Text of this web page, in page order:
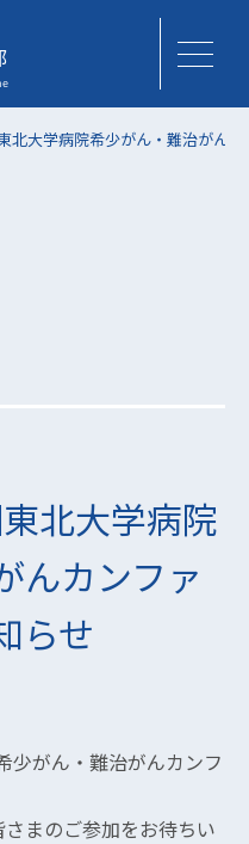
北大学病院希少がん・難治がん
北大学病院
んカンファ
らせ
少がん・難治がんカンフ
まのご参加をお待ちい